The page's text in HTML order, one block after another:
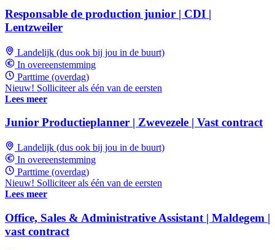
Responsable de production junior | CDI |
Lentzweiler
Landelijk (dus ook bij jou in de buurt)
In overeenstemming
Parttime (overdag)
Nieuw! Solliciteer als één van de eersten
Lees meer
Junior Productieplanner | Zwevezele | Vast contract
Landelijk (dus ook bij jou in de buurt)
In overeenstemming
Parttime (overdag)
Nieuw! Solliciteer als één van de eersten
Lees meer
Office, Sales & Administrative Assistant | Maldegem |
vast contract